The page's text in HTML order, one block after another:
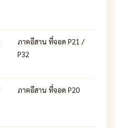
ภาคอีสาน ที่จอด P21 /
P32
ภาคอีสาน ที่จอด P20